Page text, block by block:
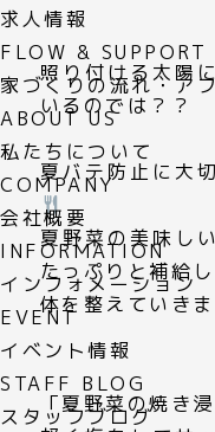
求人情報
FLOW & SUPPORT
家づくりの流れ・ア
ABOUT US
私たちについて
COMPANY
会社概要
INFORMATION
インフォメーション
EVENT
イベント情報
STAFF BLOG
スタッフブログ
照り付ける太陽
いるのでは？？
夏バテ防止に大
夏野菜の美味し
たっぷりと補給
体を整えていきま
「夏野菜の焼き浸